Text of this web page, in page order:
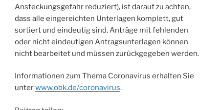
Ansteckungsgefahr reduziert), ist darauf zu achten,
dass alle eingereichten Unterlagen komplett, gut
sortiert und eindeutig sind. Anträge mit fehlenden
oder nicht eindeutigen Antragsunterlagen können
nicht bearbeitet und müssen zurückgegeben werden.
Informationen zum Thema Coronavirus erhalten Sie
unterwww.obk.de/coronavirus.